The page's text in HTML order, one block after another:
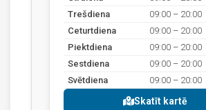
Trešdiena
09:00 – 20:00
Ceturtdiena
09:00 – 20:00
Piektdiena
09:00 – 20:00
Sestdiena
09:00 – 20:00
Svētdiena
09:00 – 20:00
Skatīt kartē